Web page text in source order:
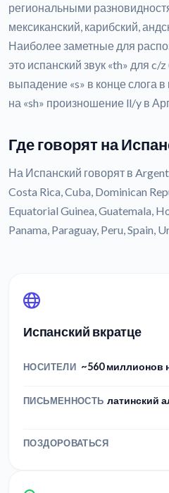
региональными
мексиканский, карибский,
Наиболее заметные для
это испанский звук «th» для c/
выпадение «s» в конце слога
на «sh» произношение ll/y в
Где говорят на
На Испанский говорят в
Costa Rica, Cuba, Dominican
Equatorial Guinea, Guatemala,
Panama, Paraguay, Peru, Spain,
Испанский вкратце
НОСИТЕЛИ ~560 миллионов
ПИСЬМЕННОСТЬ латинский
ПОЗДОРОВАТЬСЯ